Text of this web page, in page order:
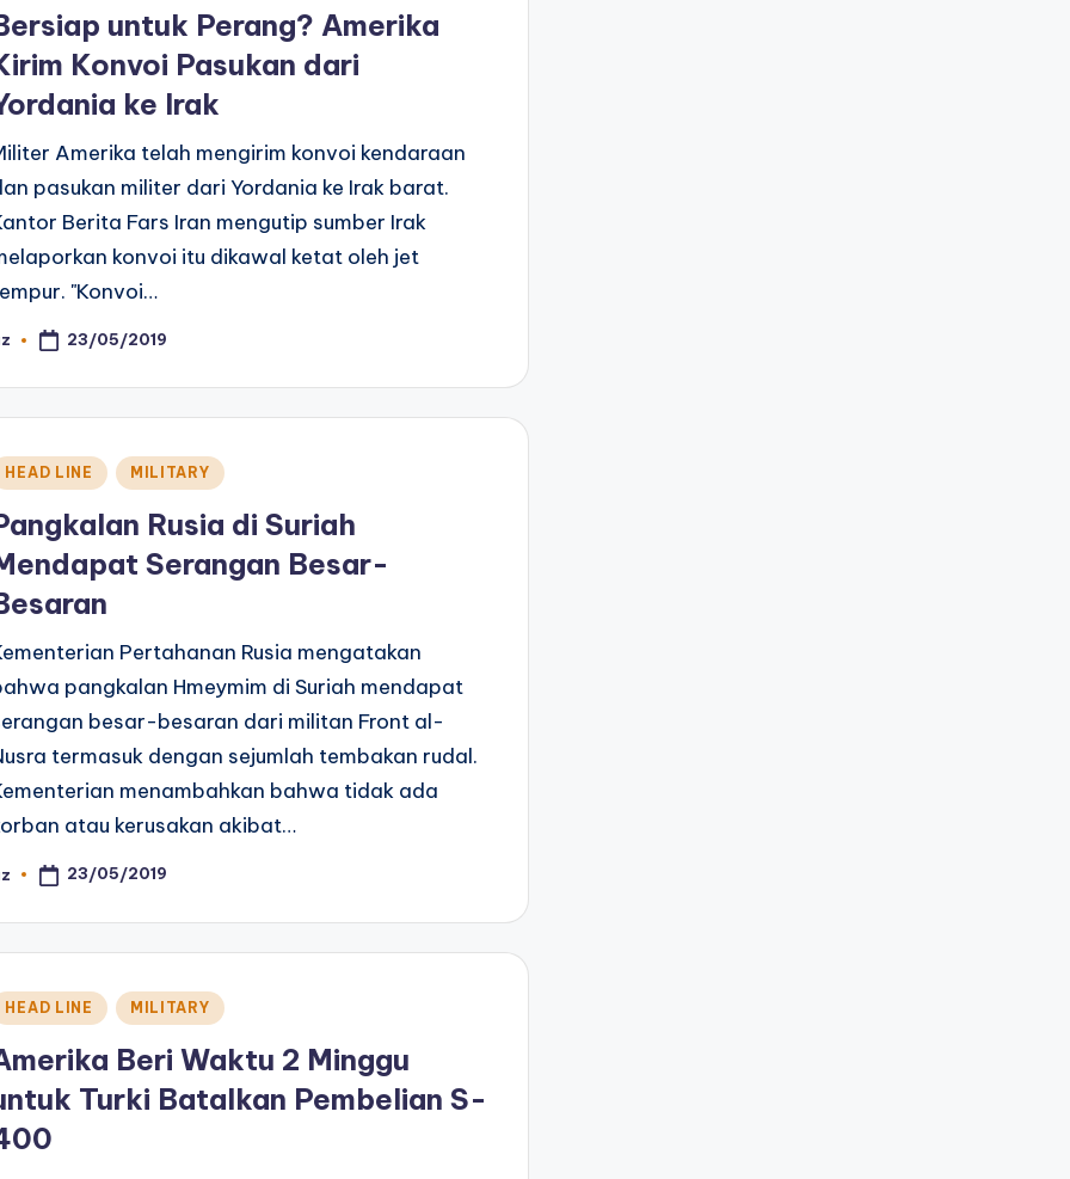
untuk Perang? Amerika
Konvoi Pasukan dari
ke Irak
Amerika telah mengirim konvoi kendaraan
pasukan militer dari Yordania ke Irak barat.
Berita Fars Iran mengutip sumber Irak
konvoi itu dikawal ketat oleh jet
"Konvoi…
23/05/2019
HEAD LINE MILITARY
Rusia di Suriah
Serangan Besar-
Pertahanan Rusia mengatakan
pangkalan Hmeymim di Suriah mendapat
besar-besaran dari militan Front al-
termasuk dengan sejumlah tembakan rudal.
menambahkan bahwa tidak ada
atau kerusakan akibat…
23/05/2019
HEAD LINE MILITARY
Beri Waktu 2 Minggu
Turki Batalkan Pembelian S-